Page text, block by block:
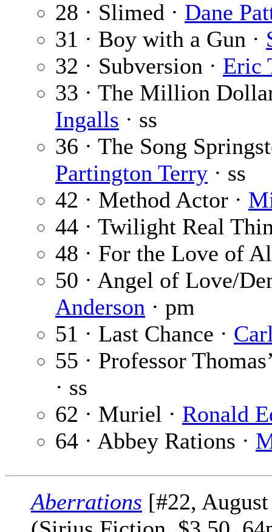
28 · Slimed · Dane
31 · Boy with a Gun ·
32 · Subversion · Eric
33 · The Million
Ingalls · ss
36 · The Song
Partington Terry · ss
42 · Method Actor ·
44 · Twilight Real
48 · For the Love of
50 · Angel of Love/
Anderson · pm
51 · Last Chance ·
55 · Professor
· ss
62 · Muriel · Ronald
64 · Abbey Rations ·
Aberrations [#22,